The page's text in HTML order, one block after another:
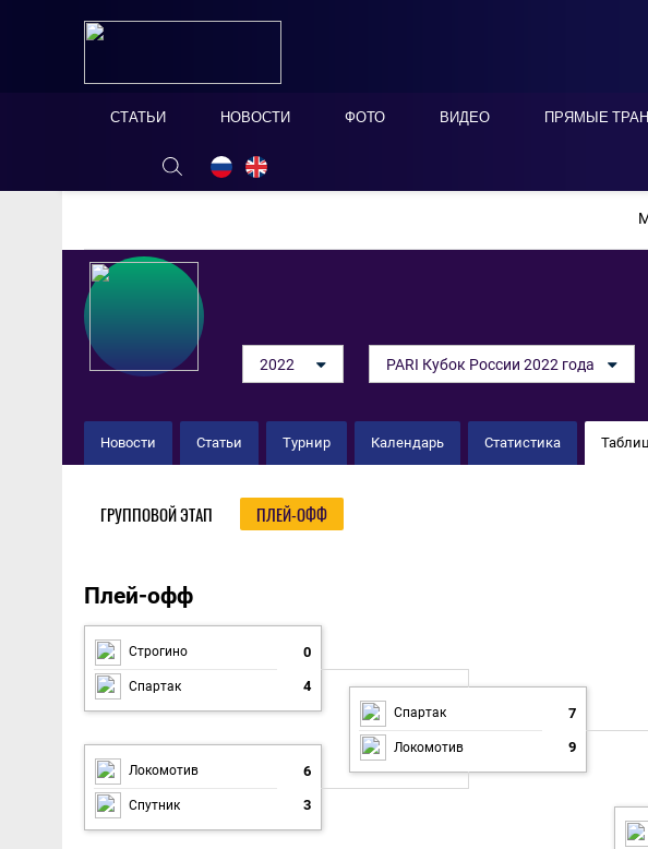
СТАТЬИ НОВОСТИ ФОТО ВИДЕО ПРЯМЫЕ
ОНЛАЙН ТАБЛО СКРЫТЬ
2022 PARI Кубок России 2022 года
Новости Статьи Турнир Календарь Статистика
ГРУППОВОЙ ЭТАП ПЛЕЙ-ОФФ
Плей-офф
Строгино 0
Спартак 4
Локомотив 6
Спутник 3
Спартак 7
Локомотив 9